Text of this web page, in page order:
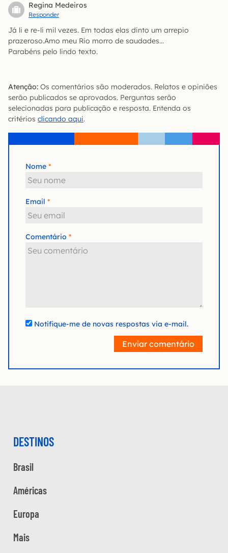
Regina Medeiros
Responder
Já li e re-li mil vezes. Em todas elas dinto um arrepio
prazeroso.Amo meu Rio morro de saudades…
Parabéns pelo lindo texto.
Atenção: Os comentários são moderados. Relatos e opiniões
serão publicados se aprovados. Perguntas serão
selecionadas para publicação e resposta. Entenda os
critérios clicando aqui.
Nome
Email
Comentário
Notifique-me de novas respostas via e-mail.
Enviar comentário
DESTINOS
Brasil
Américas
Europa
Mais